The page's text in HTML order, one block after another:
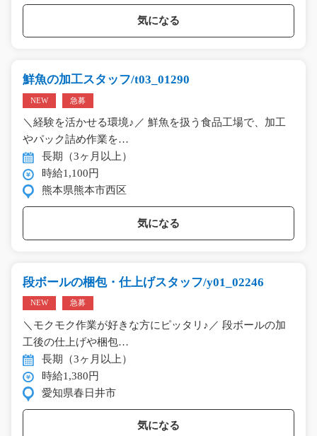
気になる
鮮魚の加工スタッフ/t03_01290
NEW 急募
＼経験を活かせる環境♪／ 鮮魚を扱う食品工場で、加工
やパック詰め作業を…
長期（3ヶ月以上）
時給1,100円
熊本県熊本市西区
気になる
段ボールの梱包・仕上げスタッフ/y01_02246
NEW 急募
＼モクモク作業が好きな方にピッタリ♪／ 段ボールの加
工後の仕上げや梱包…
長期（3ヶ月以上）
時給1,380円
愛知県春日井市
気になる